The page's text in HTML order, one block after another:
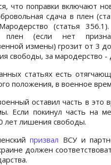
что поправки включают
сдача в плен
(статья
(если нет
измены) грозит от 3
свободы, за мародерство -
статьях есть
положения, в военное
оставил часть в
Если покинул часть на
лет лишения свободы.
призвал ВСУ и
должен